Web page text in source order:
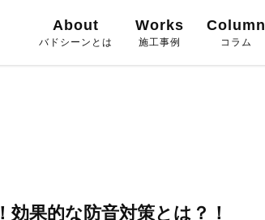
About
バドシーンとは
Works
施工事例
Column
コラム
果的な防音対策とは？！